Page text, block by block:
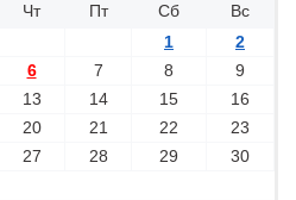
Чт Пт Сб
Вс
1
2
6 7 8
9
13 14 15
16
20 21 22
23
27 28 29
30